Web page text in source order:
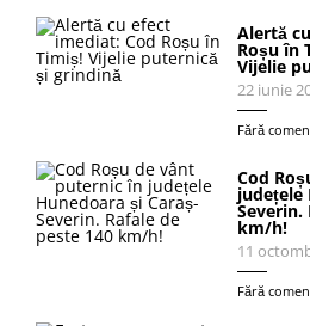
Alertă
Roșu în
Vijelie
22 iunie
Fără
Cod
județele
Severin.
km/h!
11
Fără